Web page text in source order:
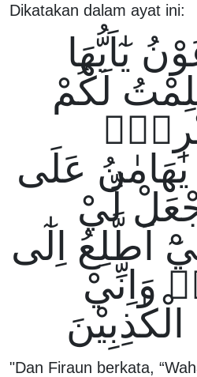
Dikatakan dalam ayat ini:
يٰٓاَيُّهَا
لَكُمْ
يٰهَامٰنُ عَلَى
لِّيْ
اَطَّلِعُ اِلٰٓى
وَاِنِّيْ
"Dan Firaun berkata,